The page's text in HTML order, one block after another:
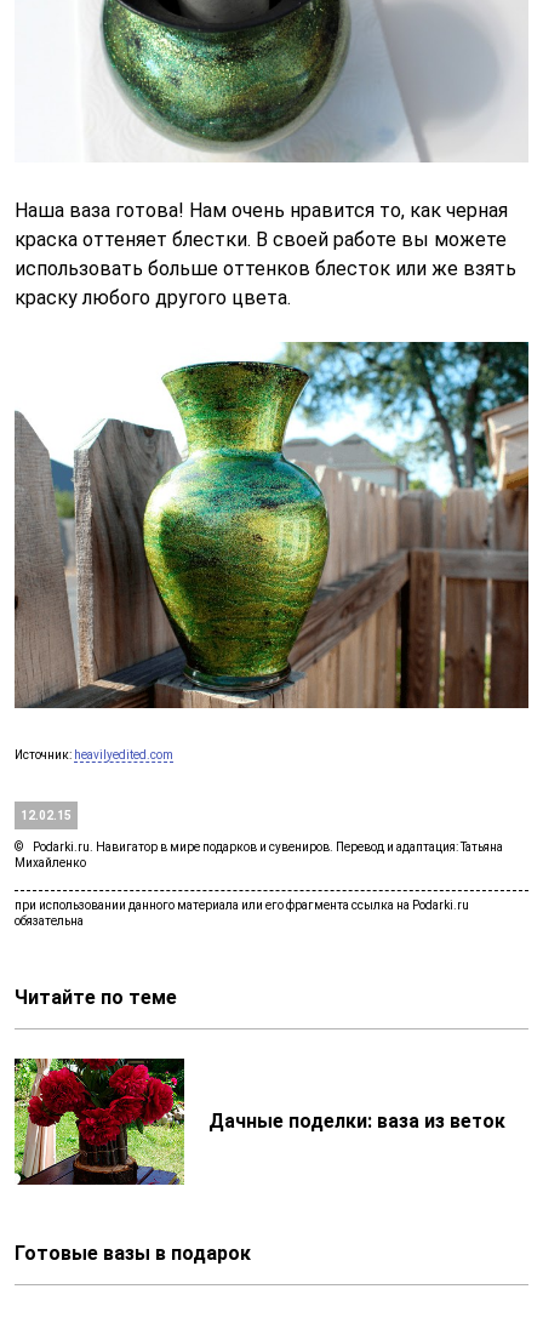
12.02.15
Наша ваза готова! Нам очень нравится то, как черная
краска оттеняет блестки. В своей работе вы можете
использовать больше оттенков блесток или же взять
краску любого другого цвета.
Podarki.ru. Навигатор в мире подарков и сувениров. Перевод и адаптация: Татьяна
Михайленко
Источник: heavilyedited.com
Готовые вазы в подарок
Читайте по теме
Дачные поделки: ваза из веток